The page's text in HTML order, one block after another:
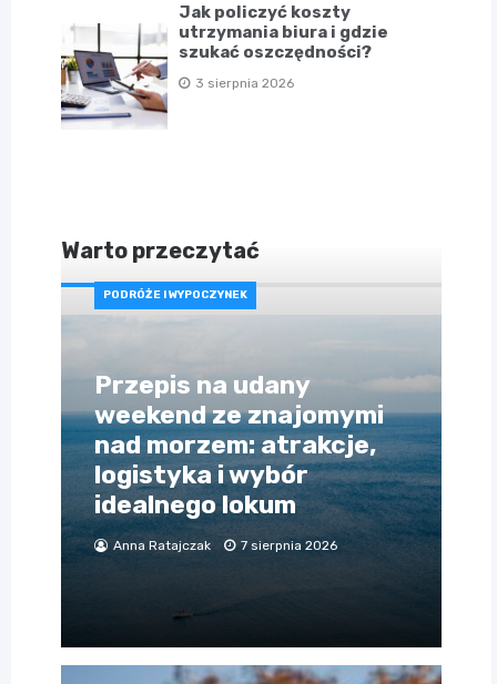
Jak policzyć koszty
utrzymania biura i gdzie
szukać oszczędności?
3 sierpnia 2026
Warto przeczytać
PODRÓŻE I WYPOCZYNEK
Przepis na udany
weekend ze znajomymi
nad morzem: atrakcje,
logistyka i wybór
idealnego lokum
Anna Ratajczak 7 sierpnia 2026